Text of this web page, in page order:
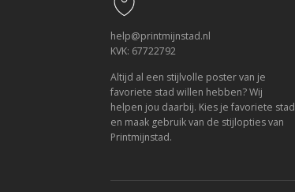
help@printmijnstad.nl
KVK: 67722792
Altijd al een stijlvolle poster van je
favoriete stad willen hebben? Wij
helpen jou daarbij. Kies je favoriete stad
en maak gebruik van de stijlopties van
Printmijnstad.